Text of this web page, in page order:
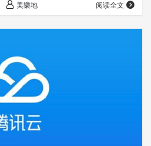
美樂地 阅读全文